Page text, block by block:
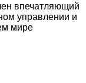
впечатляющий
управлении и
мире